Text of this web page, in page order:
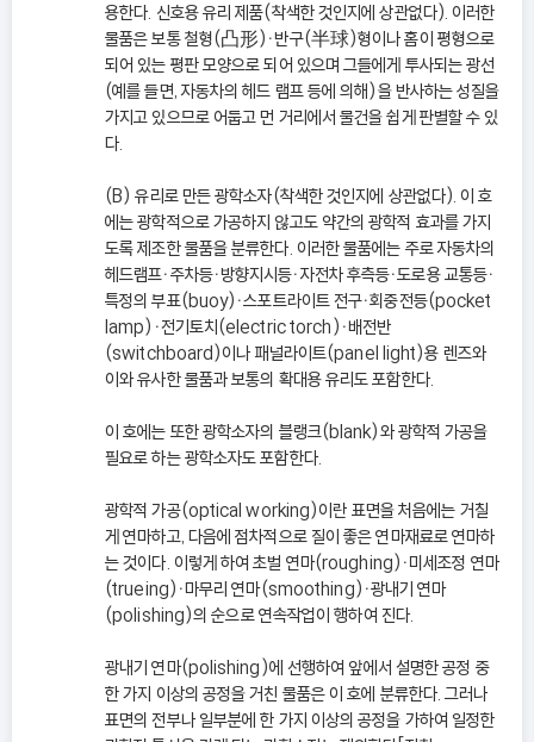
용한다. 신호용 유리 제품(착색한 것인지에 상관없다). 이러한
물품은 보통 철형(凸形)ㆍ반구(半球)형이나 홈이 평형으로
되어 있는 평판 모양으로 되어 있으며 그들에게 투사되는 광선
(예를 들면, 자동차의 헤드 램프 등에 의해)을 반사하는 성질을
가지고 있으므로 어둡고 먼 거리에서 물건을 쉽게 판별할 수 있
다.
(B) 유리로 만든 광학소자(착색한 것인지에 상관없다). 이 호
에는 광학적으로 가공하지 않고도 약간의 광학적 효과를 가지
도록 제조한 물품을 분류한다. 이러한 물품에는 주로 자동차의
헤드램프ㆍ주차등ㆍ방향지시등ㆍ자전차 후측등ㆍ도로용 교통등ㆍ
특정의 부표(buoy)ㆍ스포트라이트 전구ㆍ회중전등(pocket
lamp)ㆍ전기토치(electric torch)ㆍ배전반
(switchboard)이나 패널라이트(panel light)용 렌즈와
이와 유사한 물품과 보통의 확대용 유리도 포함한다.
이 호에는 또한 광학소자의 블랭크(blank)와 광학적 가공을
필요로 하는 광학소자도 포함한다.
광학적 가공(optical working)이란 표면을 처음에는 거칠
게 연마하고, 다음에 점차적으로 질이 좋은 연마재료로 연마하
는 것이다. 이렇게 하여 초벌 연마(roughing)ㆍ미세조정 연마
(trueing)ㆍ마무리 연마(smoothing)ㆍ광내기 연마
(polishing)의 순으로 연속작업이 행하여 진다.
광내기 연마(polishing)에 선행하여 앞에서 설명한 공정 중
한 가지 이상의 공정을 거친 물품은 이 호에 분류한다. 그러나
표면의 전부나 일부분에 한 가지 이상의 공정을 가하여 일정한